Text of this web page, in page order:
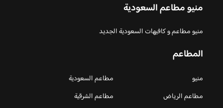
منيو مطاعم السعودية
منيو مطاعم و كافيهات السعودية الجديد
المطاعم
منيو
مطاعم السعودية
مطاعم الرياض
مطاعم الشرقية